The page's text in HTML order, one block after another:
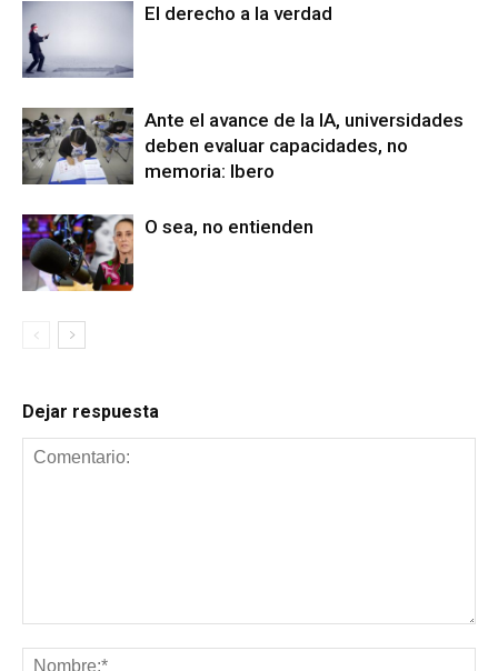
El derecho a la verdad
Ante el avance de la IA, universidades
deben evaluar capacidades, no
memoria: Ibero
O sea, no entienden
Dejar respuesta